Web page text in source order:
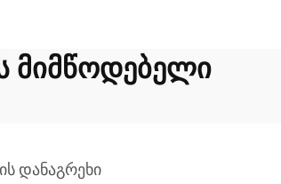
მიმწოდებელი
დანაგრეხი